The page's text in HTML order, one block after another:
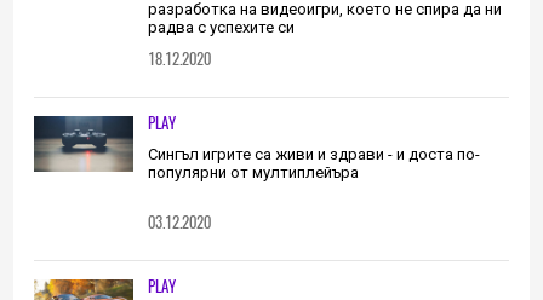
разработка на видеоигри, което не спира да ни
радва с успехите си
18.12.2020
PLAY
Сингъл игрите са живи и здрави - и доста по-
популярни от мултиплейъра
03.12.2020
PLAY